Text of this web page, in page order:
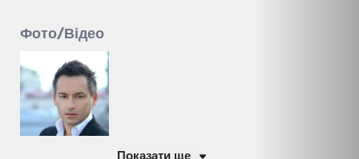
Фото/Відео
Показати ще